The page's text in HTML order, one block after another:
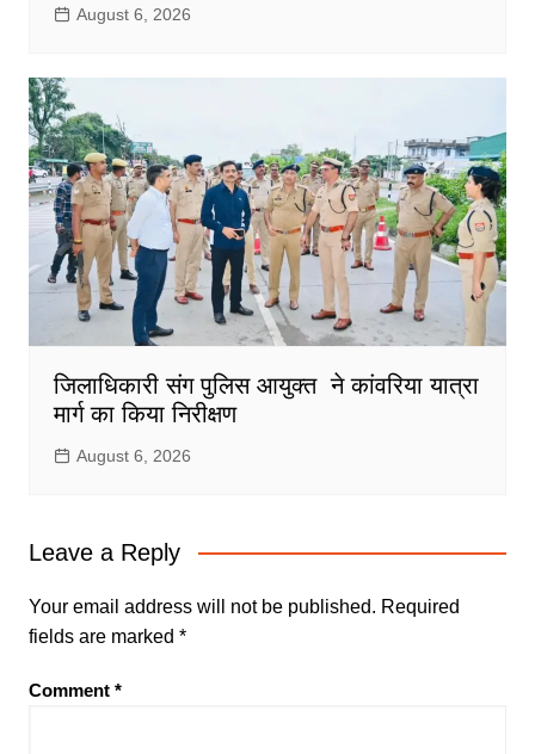
August 6, 2026
जिलाधिकारी संग पुलिस आयुक्त ने कांवरिया यात्रा
मार्ग का किया निरीक्षण
August 6, 2026
Leave a Reply
Your email address will not be published. Required
fields are marked *
Comment *